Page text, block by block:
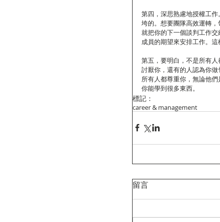
第四，深思熟慮地授權工
垮的。想要團隊高效運轉
就把你的下一個談判工作
成員的期望來安排工作。這
第五，要明白，不是所有
討厭你，還有的人認為你
所有人都尊重你，無論他
你能學到很多東西。
標記：
career & management
留言